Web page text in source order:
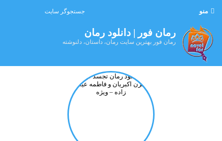
منو
رمان فور | دانلود رمان
رمان فور بهترین سایت رمان، داستان، دلنوشته